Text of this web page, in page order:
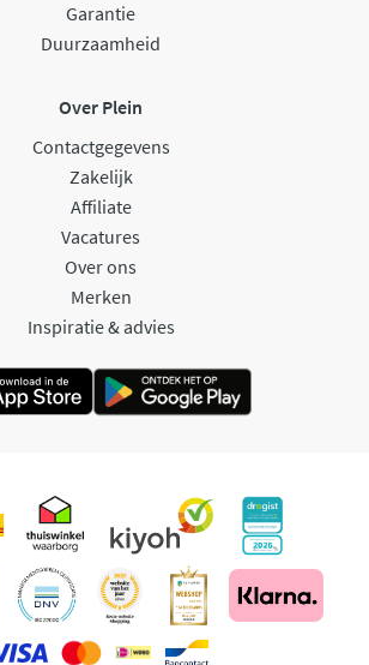
Garantie
Duurzaamheid
Over Plein
Contactgegevens
Zakelijk
Affiliate
Vacatures
Over ons
Merken
Inspiratie & advies